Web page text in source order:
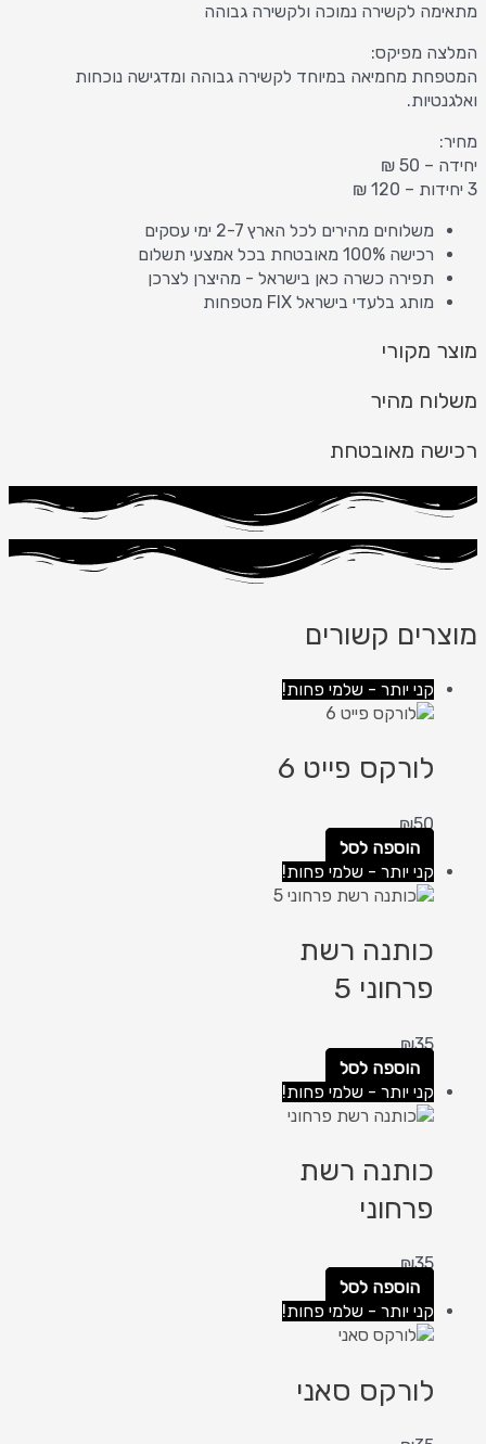
מתאימה לקשירה נמוכה ולקשירה גבוהה
המלצה מפיקס:
המטפחת מחמיאה במיוחד לקשירה גבוהה ומדגישה נוכחות
ואלגנטיות.
מחיר:
יחידה – 50 ₪
3 יחידות – 120 ₪
משלוחים מהירים לכל הארץ 2-7 ימי עסקים
רכישה 100% מאובטחת בכל אמצעי תשלום
תפירה כשרה כאן בישראל - מהיצרן לצרכן
מותג בלעדי בישראל FIX מטפחות
מוצר מקורי
משלוח מהיר
רכישה מאובטחת
מוצרים קשורים
קני יותר - שלמי פחות!
לורקס פייט 6
₪50
הוספה לסל
קני יותר - שלמי פחות!
כותנה רשת
פרחוני 5
₪35
הוספה לסל
קני יותר - שלמי פחות!
כותנה רשת
פרחוני
₪35
הוספה לסל
קני יותר - שלמי פחות!
לורקס סאני